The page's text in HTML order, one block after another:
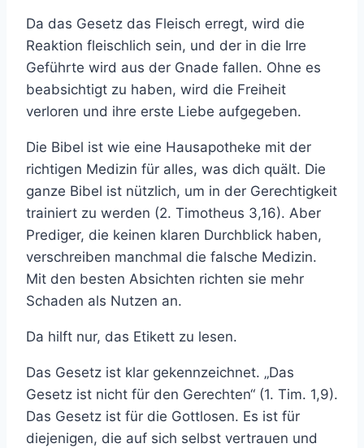
Da das Gesetz das Fleisch erregt, wird die
Reaktion fleischlich sein, und der in die Irre
Geführte wird aus der Gnade fallen. Ohne es
beabsichtigt zu haben, wird die Freiheit
verloren und ihre erste Liebe aufgegeben.
Die Bibel ist wie eine Hausapotheke mit der
richtigen Medizin für alles, was dich quält. Die
ganze Bibel ist nützlich, um in der Gerechtigkeit
trainiert zu werden (2. Timotheus 3,16). Aber
Prediger, die keinen klaren Durchblick haben,
verschreiben manchmal die falsche Medizin.
Mit den besten Absichten richten sie mehr
Schaden als Nutzen an.
Da hilft nur, das Etikett zu lesen.
Das Gesetz ist klar gekennzeichnet. „Das
Gesetz ist nicht für den Gerechten“ (1. Tim. 1,9).
Das Gesetz ist für die Gottlosen. Es ist für
diejenigen, die auf sich selbst vertrauen und